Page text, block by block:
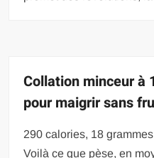
Collation minceur à
pour maigrir sans
290 calories, 18
Voilà ce que pèse, en